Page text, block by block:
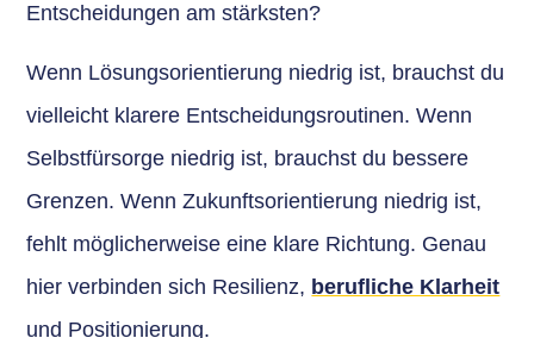
Entscheidungen am stärksten?
Wenn Lösungsorientierung niedrig ist, brauchst du
vielleicht klarere Entscheidungsroutinen. Wenn
Selbstfürsorge niedrig ist, brauchst du bessere
Grenzen. Wenn Zukunftsorientierung niedrig ist,
fehlt möglicherweise eine klare Richtung. Genau
hier verbinden sich Resilienz, berufliche Klarheit
und Positionierung.